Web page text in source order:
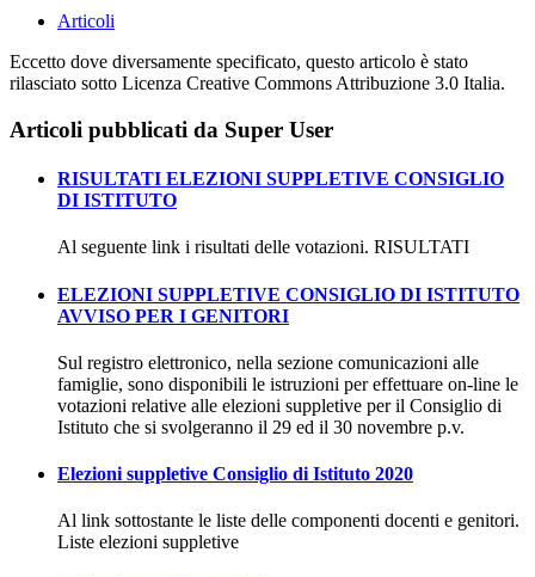
Articoli
Eccetto dove diversamente specificato, questo articolo è stato
rilasciato sotto Licenza Creative Commons Attribuzione 3.0 Italia.
Articoli pubblicati da Super User
RISULTATI ELEZIONI SUPPLETIVE CONSIGLIO
DI ISTITUTO
Al seguente link i risultati delle votazioni. RISULTATI
ELEZIONI SUPPLETIVE CONSIGLIO DI ISTITUTO
AVVISO PER I GENITORI
Sul registro elettronico, nella sezione comunicazioni alle
famiglie, sono disponibili le istruzioni per effettuare on-line le
votazioni relative alle elezioni suppletive per il Consiglio di
Istituto che si svolgeranno il 29 ed il 30 novembre p.v.
Elezioni suppletive Consiglio di Istituto 2020
Al link sottostante le liste delle componenti docenti e genitori.
Liste elezioni suppletive